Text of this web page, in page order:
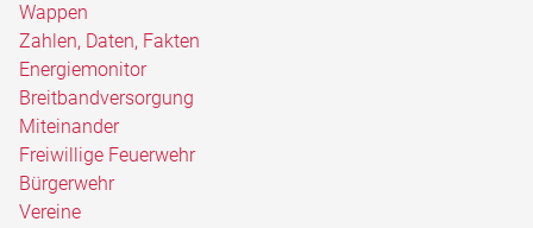
Wappen
Zahlen, Daten, Fakten
Energiemonitor
Breitbandversorgung
Miteinander
Freiwillige Feuerwehr
Bürgerwehr
Vereine